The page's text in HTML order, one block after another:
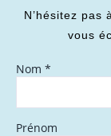
N’hésitez pas
vous
Nom *
Prénom